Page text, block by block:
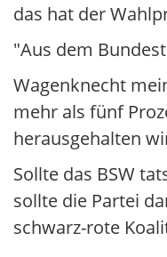
das hat der
"Aus dem
Wagenknecht
mehr als fünf
herausgehalten
Sollte das BSW
sollte die Partei
schwarz-rote